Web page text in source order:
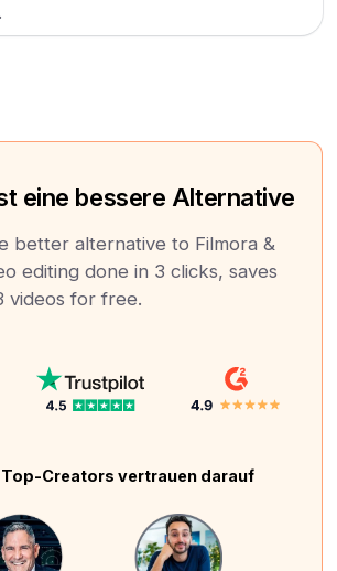
eine bessere Alternative
better alternative to Filmora &
editing done in 3 clicks, saves
videos for free.
Top-Creators vertrauen darauf